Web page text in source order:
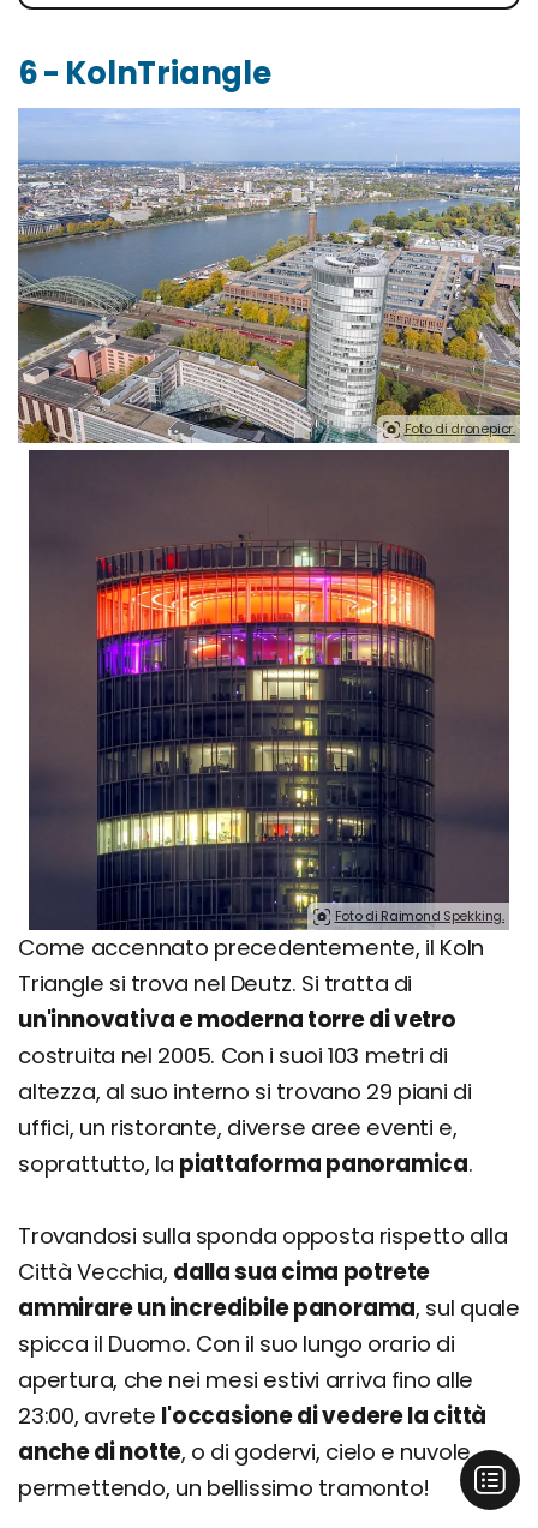
6 - KolnTriangle
Foto di dronepicr.
Foto di Raimond Spekking.
Come accennato precedentemente, il Koln
Triangle si trova nel Deutz. Si tratta di
un'innovativa e moderna torre di vetro
costruita nel 2005. Con i suoi 103 metri di
altezza, al suo interno si trovano 29 piani di
uffici, un ristorante, diverse aree eventi e,
soprattutto, la piattaforma panoramica.
Trovandosi sulla sponda opposta rispetto alla
Città Vecchia, dalla sua cima potrete
ammirare un incredibile panorama, sul quale
spicca il Duomo. Con il suo lungo orario di
apertura, che nei mesi estivi arriva fino alle
23:00, avrete l'occasione di vedere la città
anche di notte, o di godervi, cielo e nuvole
permettendo, un bellissimo tramonto!